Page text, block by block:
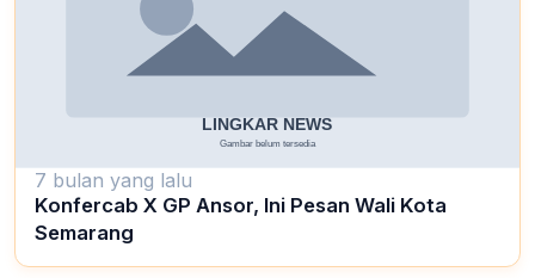
7 bulan yang lalu
Konfercab X GP Ansor, Ini Pesan Wali Kota
Semarang